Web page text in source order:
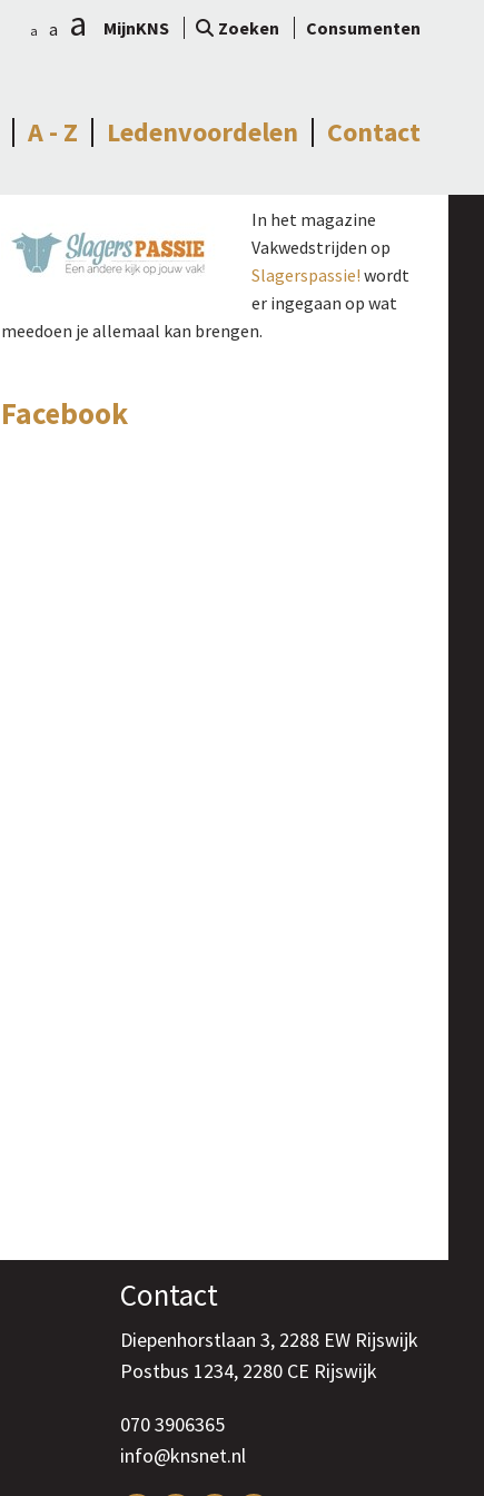
a a a MijnKNS Zoeken Consumenten
A - Z Ledenvoordelen Contact
In het magazine
Vakwedstrijden op
Slagerspassie! wordt
er ingegaan op wat
meedoen je allemaal kan brengen.
Facebook
Contact
Diepenhorstlaan 3, 2288 EW Rijswijk
Postbus 1234, 2280 CE Rijswijk
070 3906365
info@knsnet.nl